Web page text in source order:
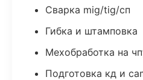
Сварка mig/tig/сп
Гибка и штамповка
Мехобработка на
Подготовка кд и